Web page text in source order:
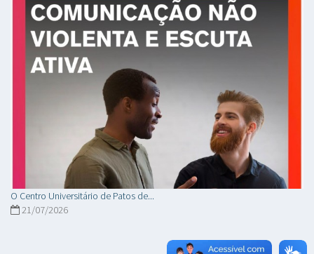
O Centro Universitário de Patos de...
21/07/2026